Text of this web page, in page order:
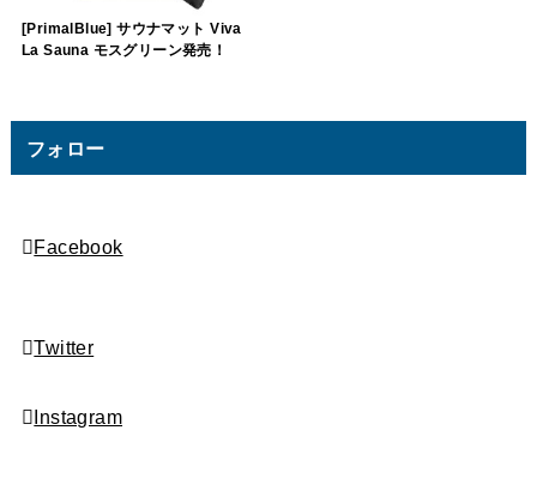
[PrimalBlue] サウナマット Viva
La Sauna モスグリーン発売！
フォロー
Facebook
Twitter
Instagram